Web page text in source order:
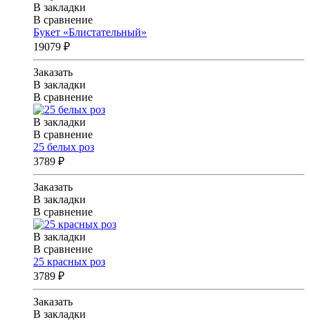
В закладки
В сравнение
Букет «Блистательный»
19079 ₽
Заказать
В закладки
В сравнение
В закладки
В сравнение
25 белых роз
3789 ₽
Заказать
В закладки
В сравнение
В закладки
В сравнение
25 красных роз
3789 ₽
Заказать
В закладки